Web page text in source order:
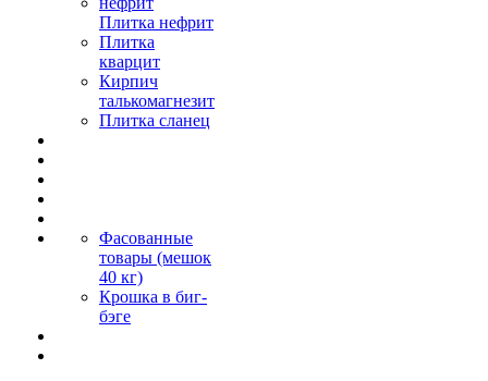
Плитка нефрит
Плитка
кварцит
Кирпич
талькомагнезит
Плитка сланец
Фасованные
товары (мешок
40 кг)
Крошка в биг-
бэге